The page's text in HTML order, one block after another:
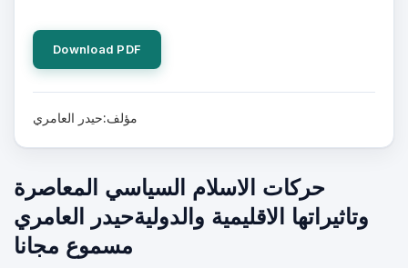
Download PDF
مؤلف:حيدر العامري
حركات الاسلام السياسي المعاصرة
وتاثيراتها الاقليمية والدوليةحيدر العامري
مسموع مجانا